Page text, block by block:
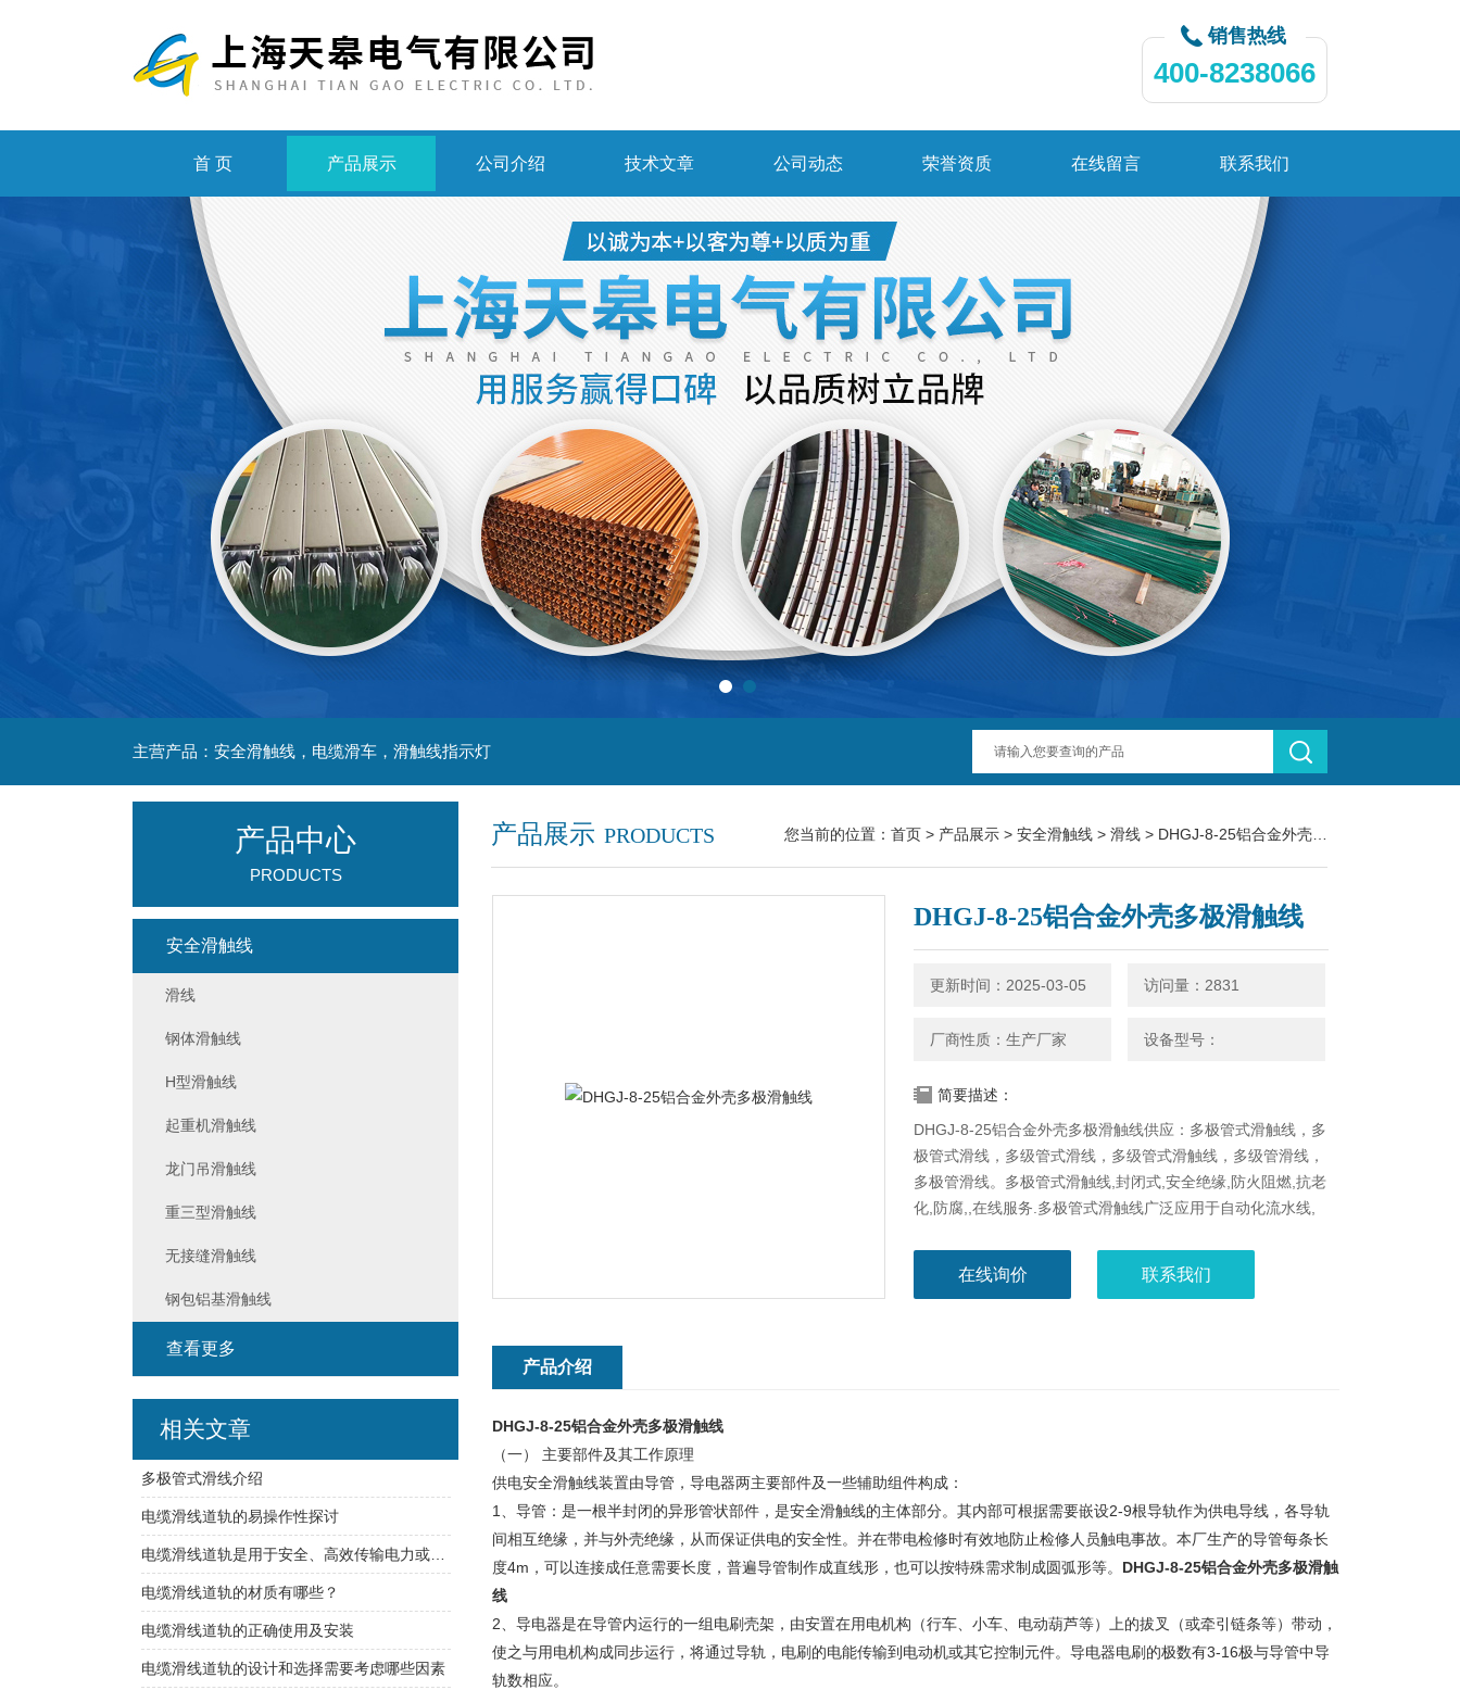
销售热线
400-8238066
首 页 产品展示 公司介绍 技术文章 公司动态 荣誉资质 在线留言 联系我们
主营产品：安全滑触线，电缆滑车，滑触线指示灯
产品展示 PRODUCTS 您当前的位置： 首页 > 产品展示 > 安全滑触线 > 滑线 > DHGJ-8-25铝合金外壳多极滑触线
DHGJ-8-25铝合金外壳多极滑触线
更新时间：2025-03-05 访问量：2831
厂商性质：生产厂家 设备型号：
简要描述：
DHGJ-8-25铝合金外壳多极滑触线供应：多极管式滑触线，多
极管式滑线，多级管式滑线，多级管式滑触线，多级管滑线，
多极管滑线。多极管式滑触线,封闭式,安全绝缘,防火阻燃,抗老
化,防腐,,在线服务.多极管式滑触线广泛应用于自动化流水线,
在线询价 联系我们
产品介绍
DHGJ-8-25铝合金外壳多极滑触线
（一） 主要部件及其工作原理
供电安全滑触线装置由导管，导电器两主要部件及一些辅助组件构成：
1、导管：是一根半封闭的异形管状部件，是安全滑触线的主体部分。其内部可根据需要嵌设2-9根导轨作为供电导线，各导轨
间相互绝缘，并与外壳绝缘，从而保证供电的安全性。并在带电检修时有效地防止检修人员触电事故。本厂生产的导管每条长
度4m，可以连接成任意需要长度，普遍导管制作成直线形，也可以按特殊需求制成圆弧形等。 DHGJ-8-25铝合金外壳多极滑触
线
2、导电器是在导管内运行的一组电刷壳架，由安置在用电机构（行车、小车、电动葫芦等）上的拔叉（或牵引链条等）带动，
使之与用电机构成同步运行，将通过导轨，电刷的电能传输到电动机或其它控制元件。导电器电刷的极数有3-16极与导管中导
轨数相应。
产品中心
PRODUCTS
安全滑触线
滑线
钢体滑触线
H型滑触线
起重机滑触线
龙门吊滑触线
重三型滑触线
无接缝滑触线
钢包铝基滑触线
查看更多
相关文章
​多极管式滑线介绍
电缆滑线道轨的易操作性探讨
电缆滑线道轨是用于安全、高效传输电力或控制信号的装置
电缆滑线道轨的材质有哪些？
电缆滑线道轨的正确使用及安装
电缆滑线道轨的设计和选择需要考虑哪些因素